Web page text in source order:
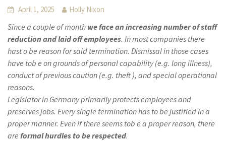
April 1, 2025 Holly Nixon
Since a couple of month we face an increasing number of staff
reduction and laid off employees. In most companies there
hast o be reason for said termination. Dismissal in those cases
have tob e on grounds of personal capability (e.g. long illness),
conduct of previous caution (e.g. theft ), and special operational
reasons.
Legislator in Germany primarily protects employees and
preserves jobs. Every single termination has to be justified in a
proper manner. Even if there seems tob e a proper reason, there
are formal hurdles to be respected.